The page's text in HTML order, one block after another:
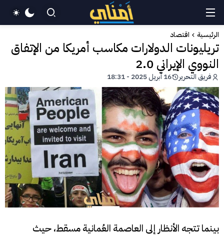
الرئيسية اقتصاد
تريليونات الدولارات مكاسب أمريكا من الإتفاق
النووي الإيراني 2.0
فريق التحرير 16 أبريل 2025 - 18:31
بينما تتجه الأنظار إلى العاصمة العُمانية مسقط، حيث